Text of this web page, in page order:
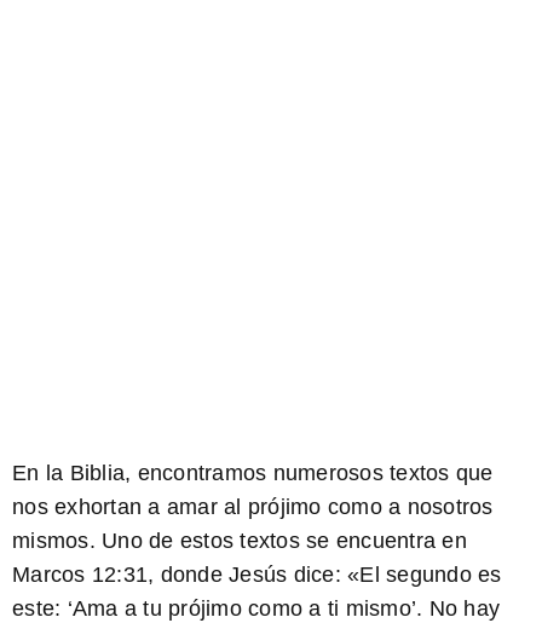
En la Biblia, encontramos numerosos textos que
nos exhortan a amar al prójimo como a nosotros
mismos. Uno de estos textos se encuentra en
Marcos 12:31, donde Jesús dice: «El segundo es
este: ‘Ama a tu prójimo como a ti mismo’. No hay